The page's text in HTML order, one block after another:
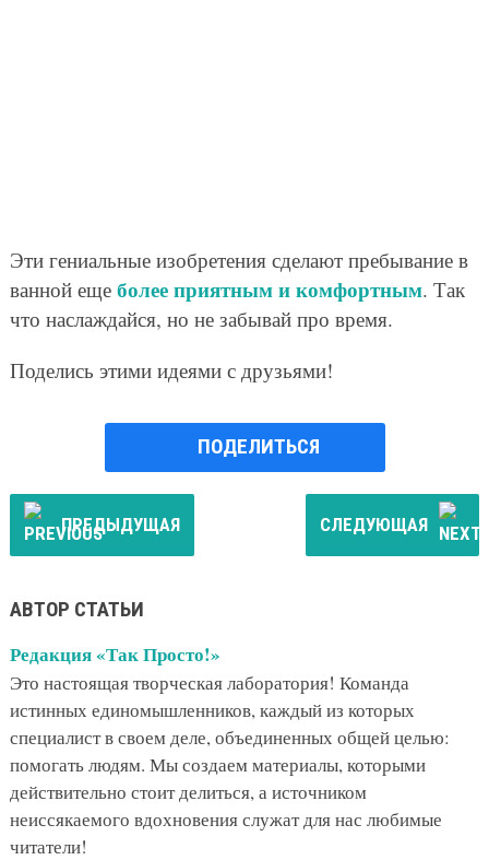
Эти гениальные изобретения сделают пребывание в
ванной еще более приятным и комфортным. Так
что наслаждайся, но не забывай про время.
Поделись этими идеями с друзьями!
ПОДЕЛИТЬСЯ
ПРЕДЫДУЩАЯ СЛЕДУЮЩАЯ
АВТОР СТАТЬИ
Редакция «Так Просто!»
Это настоящая творческая лаборатория! Команда
истинных единомышленников, каждый из которых
специалист в своем деле, объединенных общей целью:
помогать людям. Мы создаем материалы, которыми
действительно стоит делиться, а источником
неиссякаемого вдохновения служат для нас любимые
читатели!